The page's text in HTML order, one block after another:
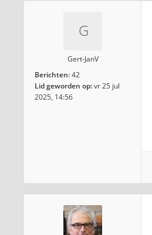
Gert-JanV
Berichten:42
Lid geworden op:vr 25 jul
2025, 14:56